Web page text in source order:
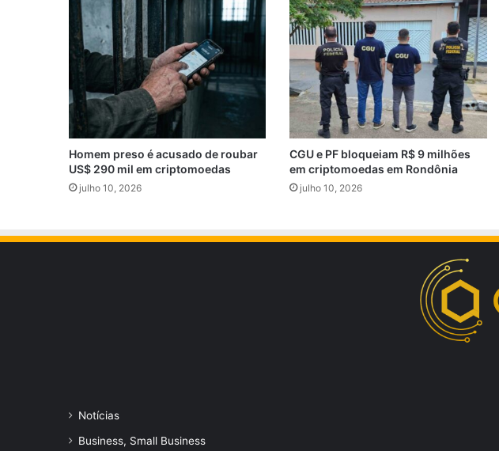
Homem preso é acusado de roubar
US$ 290 mil em criptomoedas
julho 10, 2026
CGU e PF bloqueiam R$ 9 milhões
em criptomoedas em Rondônia
julho 10, 2026
Notícias
Business, Small Business